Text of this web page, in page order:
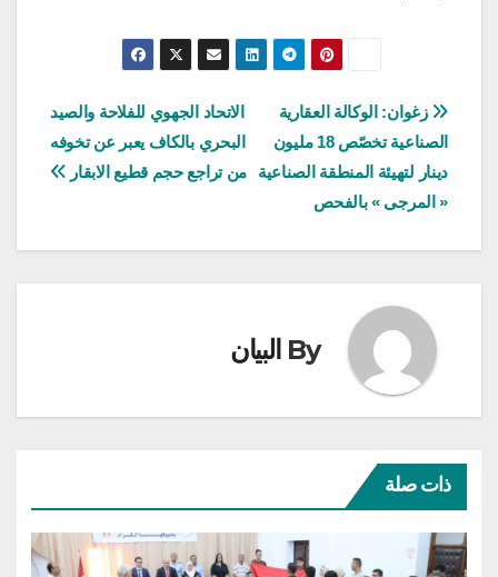
تصفّح
المقالات
الاتحاد الجهوي للفلاحة والصيد
البحري بالكاف يعبر عن تخوفه
من تراجع حجم قطيع الابقار
زغوان: الوكالة العقارية
الصناعية تخصّص 18 مليون
دينار لتهيئة المنطقة الصناعية
« المرجى » بالفحص
By البيان
ذات صلة